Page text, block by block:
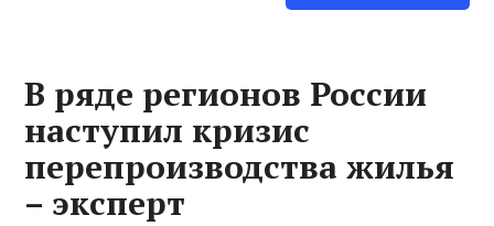
В ряде регионов России
наступил кризис
перепроизводства жилья
– эксперт